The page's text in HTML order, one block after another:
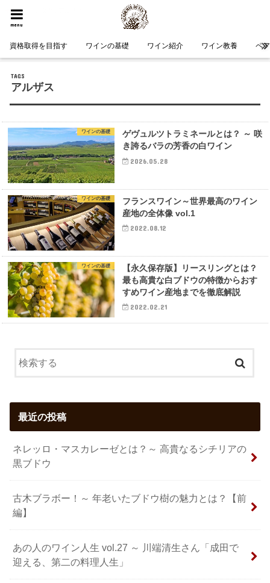
menu
資格取得を目指す ワインの基礎 ワイン紹介 ワイン教養 ペ
HOME
アルザス
ワインの基礎
ゲヴュルツトラミネールとは？ ～ 咲
き誇るバラの芳香の白ワイン
2026.05.28
ワインの基礎
フランスワイン～世界最高のワイン
産地の全体像 vol.1
2022.08.12
ワインの基礎
【永久保存版】リースリングとは？
最も高貴な白ブドウの特徴からおす
すめワイン産地までを徹底解説
2022.02.21
最近の投稿
ネレッロ・マスカレーゼとは？～ 高貴なるシチリアの
黒ブドウ
古木ブラボー！～ 年老いたブドウ樹の魅力とは？【前
編】
あの人のワイン人生 vol.27 ～ 川端清生さん「成田で
迎える、第二の料理人生」